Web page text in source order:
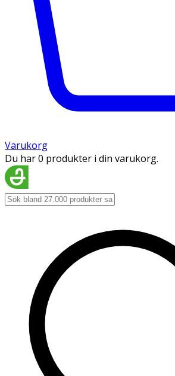
Varukorg
Du har 0 produkter i din varukorg.